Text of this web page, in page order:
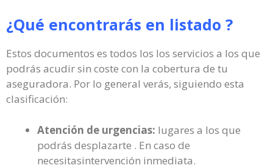
¿Qué encontrarás en listado ?
Estos documentos es todos los los servicios a los que
podrás acudir sin coste con la cobertura de tu
aseguradora. Por lo general verás, siguiendo esta
clasificación:
Atención de urgencias: lugares a los que
podrás desplazarte . En caso de
necesitasintervención inmediata.